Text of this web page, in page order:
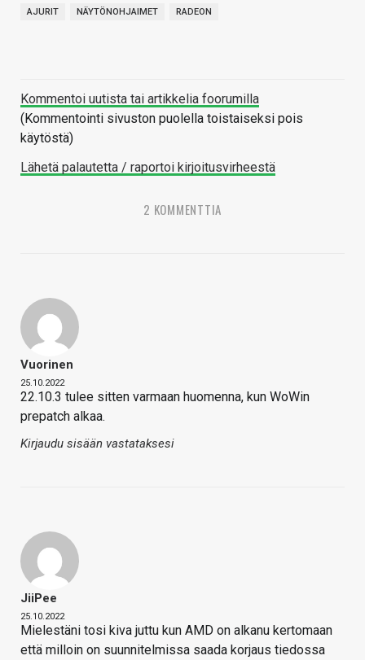
AJURIT NÄYTÖNOHJAIMET RADEON
Kommentoi uutista tai artikkelia foorumilla
(Kommentointi sivuston puolella toistaiseksi pois
käytöstä)
Lähetä palautetta / raportoi kirjoitusvirheestä
2 KOMMENTTIA
Vuorinen
25.10.2022
22.10.3 tulee sitten varmaan huomenna, kun WoWin
prepatch alkaa.
Kirjaudu sisään vastataksesi
JiiPee
25.10.2022
Mielestäni tosi kiva juttu kun AMD on alkanu kertomaan
että milloin on suunnitelmissa saada korjaus tiedossa